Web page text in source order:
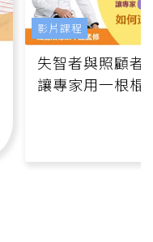
失智者與照顧者
讓專家用一根棍
影片課程